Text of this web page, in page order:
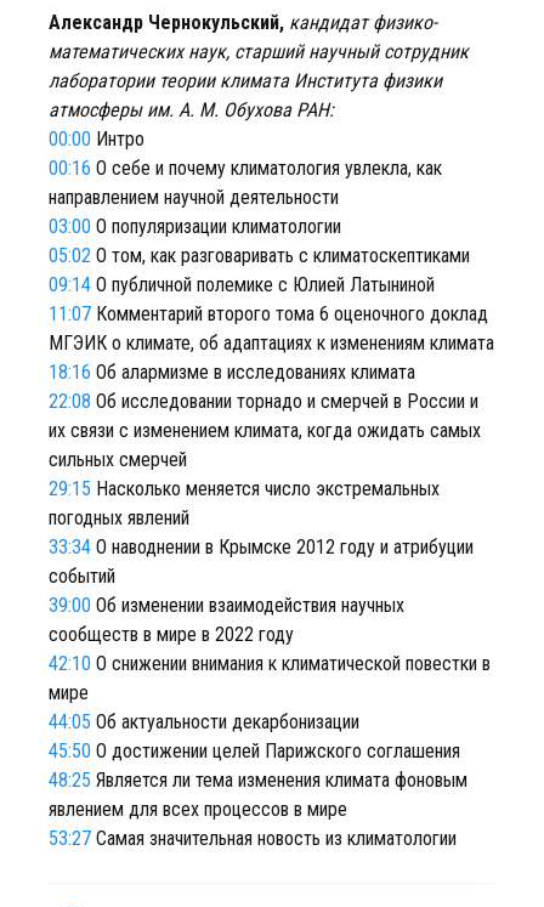
Александр Чернокульский, кандидат физико-
математических наук, старший научный сотрудник
лаборатории теории климата Института физики
атмосферы им. А. М. Обухова РАН:
00:00 Интро
00:16 О себе и почему климатология увлекла, как
направлением научной деятельности
03:00 О популяризации климатологии
05:02 О том, как разговаривать с климатоскептиками
09:14 О публичной полемике с Юлией Латыниной
11:07 Комментарий второго тома 6 оценочного доклад
МГЭИК о климате, об адаптациях к изменениям климата
18:16 Об алармизме в исследованиях климата
22:08 Об исследовании торнадо и смерчей в России и
их связи с изменением климата, когда ожидать самых
сильных смерчей
29:15 Насколько меняется число экстремальных
погодных явлений
33:34 О наводнении в Крымске 2012 году и атрибуции
событий
39:00 Об изменении взаимодействия научных
сообществ в мире в 2022 году
42:10 О снижении внимания к климатической повестки в
мире
44:05 Об актуальности декарбонизации
45:50 О достижении целей Парижского соглашения
48:25 Является ли тема изменения климата фоновым
явлением для всех процессов в мире
53:27 Самая значительная новость из климатологии